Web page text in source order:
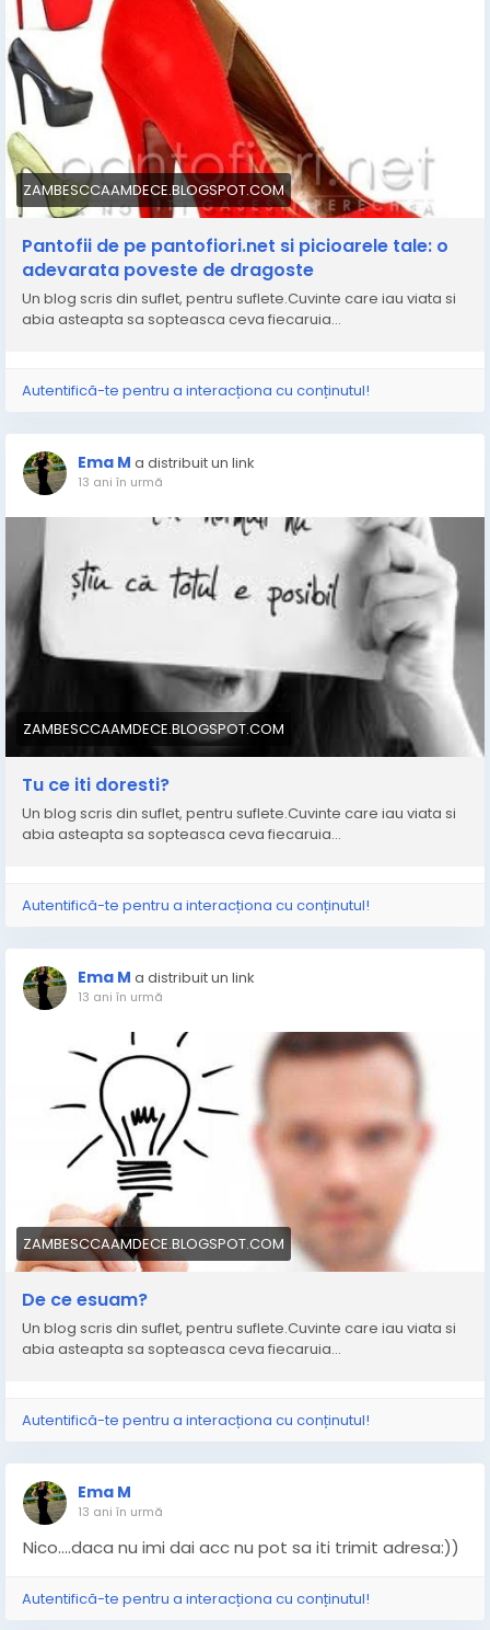
ZAMBESCCAAMDECE.BLOGSPOT.COM
Pantofii de pe pantofiori.net si picioarele tale: o
adevarata poveste de dragoste
Un blog scris din suflet, pentru suflete.Cuvinte care iau viata si
abia asteapta sa sopteasca ceva fiecaruia...
Autentifică-te pentru a interacționa cu conținutul!
Ema M a distribuit un link
13 ani în urmă
ZAMBESCCAAMDECE.BLOGSPOT.COM
Tu ce iti doresti?
Un blog scris din suflet, pentru suflete.Cuvinte care iau viata si
abia asteapta sa sopteasca ceva fiecaruia...
Autentifică-te pentru a interacționa cu conținutul!
Ema M a distribuit un link
13 ani în urmă
ZAMBESCCAAMDECE.BLOGSPOT.COM
De ce esuam?
Un blog scris din suflet, pentru suflete.Cuvinte care iau viata si
abia asteapta sa sopteasca ceva fiecaruia...
Autentifică-te pentru a interacționa cu conținutul!
Ema M
13 ani în urmă
Nico....daca nu imi dai acc nu pot sa iti trimit adresa:))
Autentifică-te pentru a interacționa cu conținutul!